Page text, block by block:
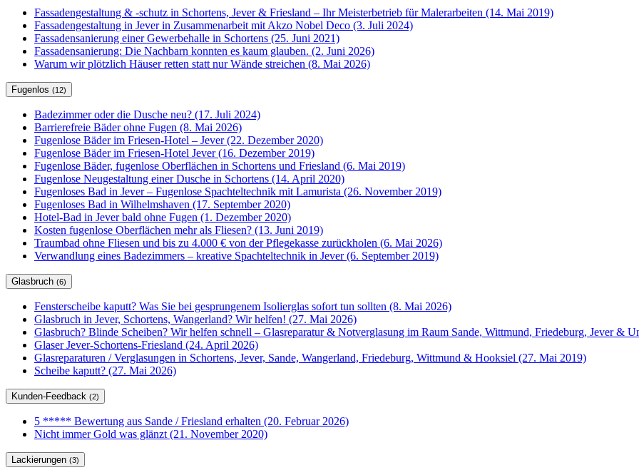
Fassadengestaltung & -schutz in Schortens, Jever & Friesland – Ihr Meisterbetrieb für Malerarbeiten (14. Mai 2019)
Fassadengestaltung in Jever in Zusammenarbeit mit Akzo Nobel Deco (3. Juli 2024)
Fassadensanierung einer Gewerbehalle in Schortens (25. Juni 2021)
Fassadensanierung: Die Nachbarn konnten es kaum glauben. (2. Juni 2026)
Warum wir plötzlich Häuser retten statt nur Wände streichen (8. Mai 2026)
Fugenlos (12)
Badezimmer oder die Dusche neu? (17. Juli 2024)
Barrierefreie Bäder ohne Fugen (8. Mai 2026)
Fugenlose Bäder im Friesen-Hotel – Jever (22. Dezember 2020)
Fugenlose Bäder im Friesen-Hotel Jever (16. Dezember 2019)
Fugenlose Bäder, fugenlose Oberflächen in Schortens und Friesland (6. Mai 2019)
Fugenlose Neugestaltung einer Dusche in Schortens (14. April 2020)
Fugenloses Bad in Jever – Fugenlose Spachteltechnik mit Lamurista (26. November 2019)
Fugenloses Bad in Wilhelmshaven (17. September 2020)
Hotel-Bad in Jever bald ohne Fugen (1. Dezember 2020)
Kosten fugenlose Oberflächen mehr als Fliesen? (13. Juni 2019)
Traumbad ohne Fliesen und bis zu 4.000 € von der Pflegekasse zurückholen (6. Mai 2026)
Verwandlung eines Badezimmers – kreative Spachteltechnik in Jever (6. September 2019)
Glasbruch (6)
Fensterscheibe kaputt? Was Sie bei gesprungenem Isolierglas sofort tun sollten (8. Mai 2026)
Glasbruch in Jever, Schortens, Wangerland? Wir helfen! (27. Mai 2026)
Glasbruch? Blinde Scheiben? Wir helfen schnell – Glasreparatur & Notverglasung im Raum Sande, Wittmund, Friedeburg, Jever &
Glaser Jever-Schortens-Friesland (24. April 2026)
Glasreparaturen / Verglasungen in Schortens, Jever, Sande, Wangerland, Friedeburg, Wittmund & Hooksiel (27. Mai 2019)
Scheibe kaputt? (27. Mai 2026)
Kunden-Feedback (2)
5 ***** Bewertung aus Sande / Friesland erhalten (20. Februar 2026)
Nicht immer Gold was glänzt (21. November 2020)
Lackierungen (3)